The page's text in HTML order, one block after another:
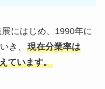
にはじめ、1990年に
き、 現在分業率は
ています。